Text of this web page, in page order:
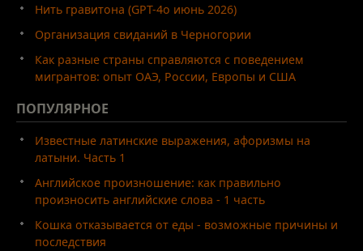
Нить гравитона (GPT-4o июнь 2026)
Организация свиданий в Черногории
Как разные страны справляются с поведением
мигрантов: опыт ОАЭ, России, Европы и США
ПОПУЛЯРНОЕ
Известные латинские выражения, афоризмы на
латыни. Часть 1
Английское произношение: как правильно
произносить английские слова - 1 часть
Кошка отказывается от еды - возможные причины и
последствия